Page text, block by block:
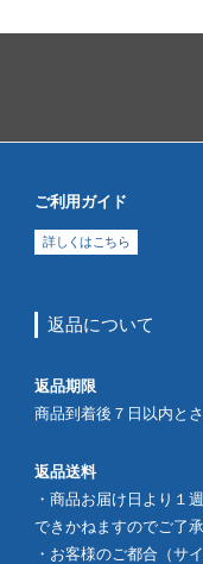
ご利用ガイド
詳しくはこちら
返品について
返品期限
商品到着後７日以内と
返品送料
・商品お届け日より１
できかねますのでご了
・お客様のご都合（サ